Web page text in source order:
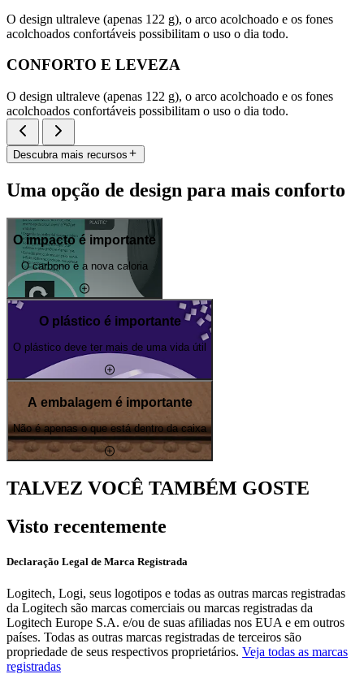
O design ultraleve (apenas 122 g), o arco acolchoado e os fones
acolchoados confortáveis possibilitam o uso o dia todo.
CONFORTO E LEVEZA
O design ultraleve (apenas 122 g), o arco acolchoado e os fones
acolchoados confortáveis possibilitam o uso o dia todo.
Descubra mais recursos
Uma opção de design para mais conforto
O impacto é importante
O carbono é a nova caloria
O plástico é importante
O plástico deve ter mais de uma vida útil
A embalagem é importante
Não é apenas o que está dentro da caixa
TALVEZ VOCÊ TAMBÉM GOSTE
Visto recentemente
Declaração Legal de Marca Registrada
Logitech, Logi, seus logotipos e todas as outras marcas registradas
da Logitech são marcas comerciais ou marcas registradas da
Logitech Europe S.A. e/ou de suas afiliadas nos EUA e em outros
países. Todas as outras marcas registradas de terceiros são
propriedade de seus respectivos proprietários. Veja todas as marcas
registradas